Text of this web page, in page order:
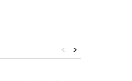
>
<